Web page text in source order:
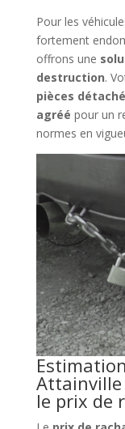
Pour les
fortement
offrons une
destruction.
pièces
agréé pour un
normes en
Attainville
le prix de